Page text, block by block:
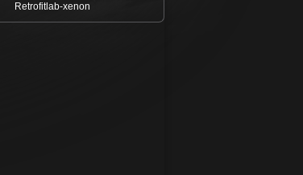
Retrofitlab-xenon